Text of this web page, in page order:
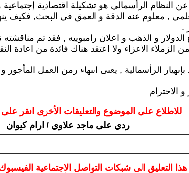
النظام الرأسمالي هو تشكيلة اقتصادية إجتماعية
, معلوم عنه الدقة و العمق في البحث, فكيف
.
الدولار و الذهب و اعلان رامبوييه , فقد تم
الزملاء الاعزاء ولا اعتقد هناك فائدة من اعادة
و الاحترام
للاطلاع على الموضوع والتعليقات الأخرى انقر على
ردي على ماجد علاوي / ارام كيوان
هذا التعليق الى شبكات التواصل الاجتماعية